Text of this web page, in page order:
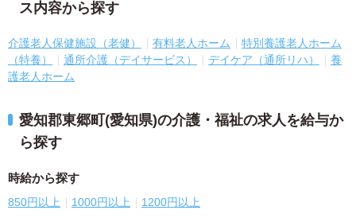
ス内容から探す
介護老人保健施設（老健） 有料老人ホーム
特別養護老人ホーム
（特養）
通所介護（デイサービス） デイケア（通所リハ）
養
護老人ホーム
愛知郡東郷町(愛知県)の介護・福祉の求人を給与か
ら探す
時給から探す
850円以上 1000円以上 1200円以上